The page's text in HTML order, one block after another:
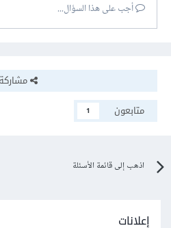
أجب على هذا السؤال...
مشاركة
متابعون
1
اذهب إلى قائمة الأسئلة
إعلانات